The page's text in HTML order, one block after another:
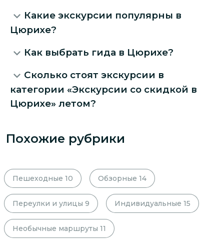
Какие экскурсии популярны в
Цюрихе?
Как выбрать гида в Цюрихе?
Сколько стоят экскурсии в
категории «Экскурсии со скидкой в
Цюрихе» летом?
Похожие рубрики
Пешеходные 10 Обзорные 14
Переулки и улицы 9 Индивидуальные 15
Необычные маршруты 11